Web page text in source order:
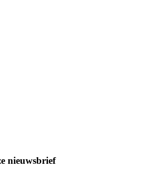
nieuwsbrief